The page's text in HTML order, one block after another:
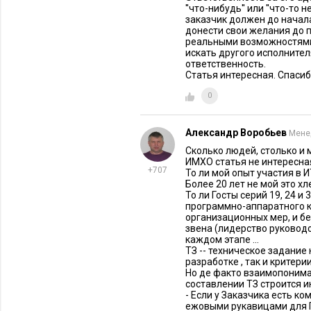
Исполнитель: У нас узкая
Понятно, что через некоторое
нормально общаться с
Либо вылетит с рынка. Но пока
непонятными бумажками, – в
качества. Размер IT-компании –
как повезет.
Витрины IT-контор
схемы умные покажут, графики
другие сделают «что-нибудь», и
заказчику, да еще позаботятся о
автоматизации?
Три хорошие приметы
Прежде всего, чтобы не стать
''что-нибудь'' или ''что-то
заказчик должен до
донести свои желания до
реальными
искать другого
ответственность.
Статья интересная.
0
+707
Александр Воробьев
Сколько людей, столько и
ИМХО статья не
То ли мой опыт участия в
Более 20 лет не мой это
То ли Госты серий 19, 24 и
программно-аппаратного
организационных мер, и
звена (лидерство
каждом этапе ...
ТЗ -- техническое
разработке , так и
Но де факто
составлении ТЗ строится
- Если у Заказчика есть
ежовыми рукавицами для